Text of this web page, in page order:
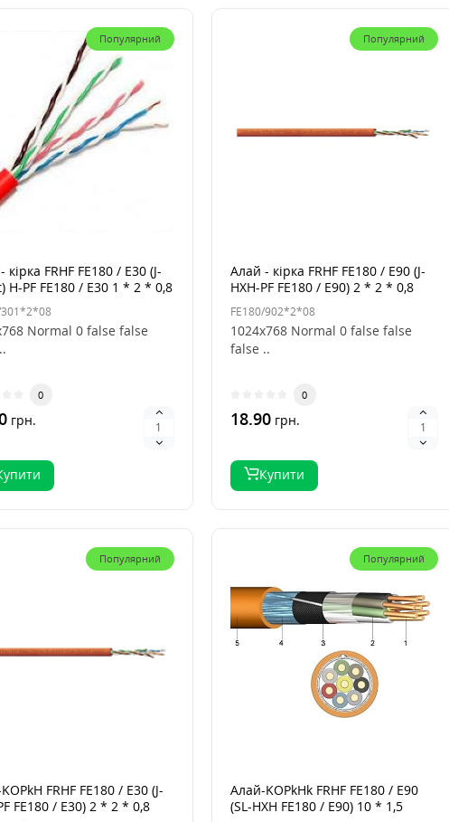
Популярний
кірка FRHF FE180 / E30 (J-
H-PF FE180 / E30 1 * 2 * 0,8
301*2*08
Normal 0 false false
0
грн.
Популярний
Алай - кірка FRHF FE180 / E90 (J-
HXH-PF FE180 / E90) 2 * 2 * 0,8
FE180/902*2*08
1024x768 Normal 0 false false
false ..
0
18.90грн.
Купити
Популярний
FRHF FE180 / E30 (J-
FE180 / E30) 2 * 2 * 0,8
Популярний
Алай-KOPkHk FRHF FE180 / E90
(SL-HXH FE180 / E90) 10 * 1,5